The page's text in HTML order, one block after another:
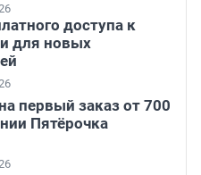
доступа к
для новых
первый заказ от 700
Пятёрочка